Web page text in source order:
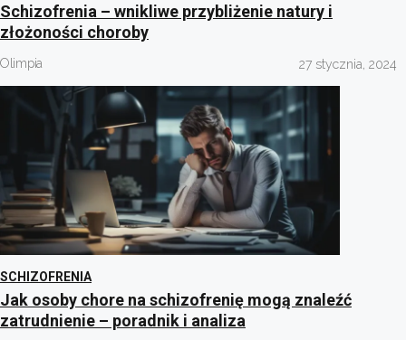
Schizofrenia – wnikliwe przybliżenie natury i
złożoności choroby
Olimpia 27 stycznia, 2024
SCHIZOFRENIA
Jak osoby chore na schizofrenię mogą znaleźć
zatrudnienie – poradnik i analiza